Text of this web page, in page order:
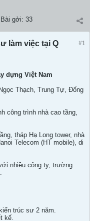
Bài gởi: 33
#1
làm việc tại Q
dựng Việt Nam
Thạch, Trung Tự, Đống
công trình nhà cao tầng,
tháp Hạ Long tower, nhà
Telecom (HT mobile), di
nhiều công ty, trường
trúc sư 2 năm.
kế.